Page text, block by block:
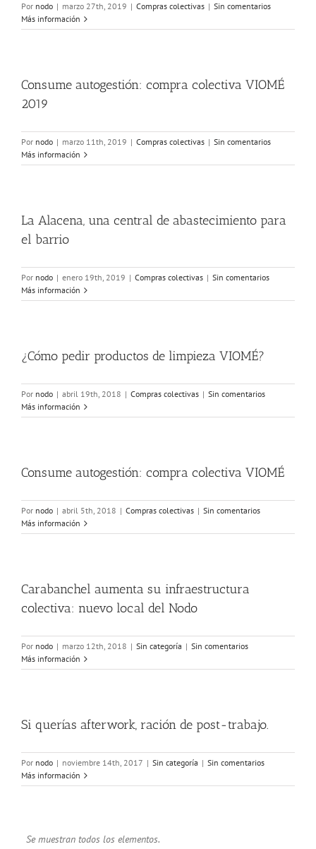
Por nodo | marzo 27th, 2019 | Compras colectivas | Sin comentarios
Más información
Consume autogestión: compra colectiva VIOMÉ
2019
Por nodo | marzo 11th, 2019 | Compras colectivas | Sin comentarios
Más información
La Alacena, una central de abastecimiento para
el barrio
Por nodo | enero 19th, 2019 | Compras colectivas | Sin comentarios
Más información
¿Cómo pedir productos de limpieza VIOMÉ?
Por nodo | abril 19th, 2018 | Compras colectivas | Sin comentarios
Más información
Consume autogestión: compra colectiva VIOMÉ
Por nodo | abril 5th, 2018 | Compras colectivas | Sin comentarios
Más información
Carabanchel aumenta su infraestructura
colectiva: nuevo local del Nodo
Por nodo | marzo 12th, 2018 | Sin categoría | Sin comentarios
Más información
Si querías afterwork, ración de post-trabajo.
Por nodo | noviembre 14th, 2017 | Sin categoría | Sin comentarios
Más información